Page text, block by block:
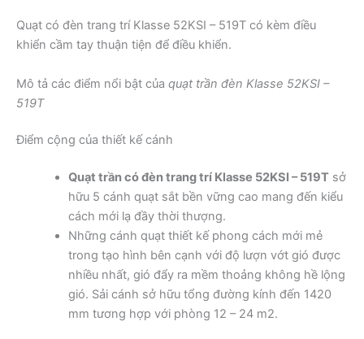
Quạt có đèn trang trí Klasse 52KSI – 519T có kèm điều
khiển cầm tay thuận tiện để điều khiển.
Mô tả các điểm nổi bật của quạt trần đèn Klasse 52KSI –
519T
Điểm cộng của thiết kế cánh
Quạt trần có đèn trang trí Klasse 52KSI – 519Tsở
hữu 5 cánh quạt sắt bền vững cao mang đến kiểu
cách mới lạ đầy thời thượng.
Những cánh quạt thiết kế phong cách mới mẻ
trong tạo hình bên cạnh với độ lượn vớt gió được
nhiều nhất, gió đẩy ra mềm thoảng không hề lộng
gió. Sải cánh sở hữu tổng đường kính đến 1420
mm tương hợp với phòng 12 – 24 m2.